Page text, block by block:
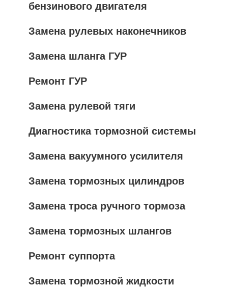
бензинового двигателя
Замена рулевых наконечников
Замена шланга ГУР
Ремонт ГУР
Замена рулевой тяги
Диагностика тормозной системы
Замена вакуумного усилителя
Замена тормозных цилиндров
Замена троса ручного тормоза
Замена тормозных шлангов
Ремонт суппорта
Замена тормозной жидкости